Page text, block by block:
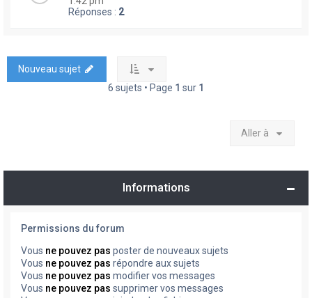
Réponses : 2
Nouveau sujet
6 sujets • Page 1 sur 1
Aller à
Informations
Permissions du forum
Vous ne pouvez pas poster de nouveaux sujets
Vous ne pouvez pas répondre aux sujets
Vous ne pouvez pas modifier vos messages
Vous ne pouvez pas supprimer vos messages